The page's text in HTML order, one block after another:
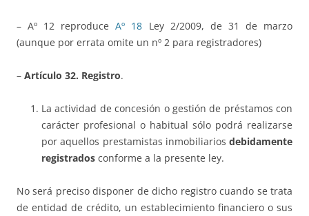
– Aº 12 reproduceAº 18 Ley 2/2009, de 31 de marzo
(aunque por errata omite un nº 2 para registradores)
– Artículo 32. Registro.
La actividad de concesión o gestión de préstamos con
carácter profesional o habitual sólo podrá realizarse
por aquellos prestamistas inmobiliarios debidamente
registrados conforme a la presente ley.
No será preciso disponer de dicho registro cuando se trata
de entidad de crédito, un establecimiento financiero o sus